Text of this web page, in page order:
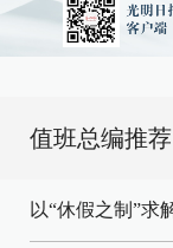
值班总编推荐
以“休假之制”求